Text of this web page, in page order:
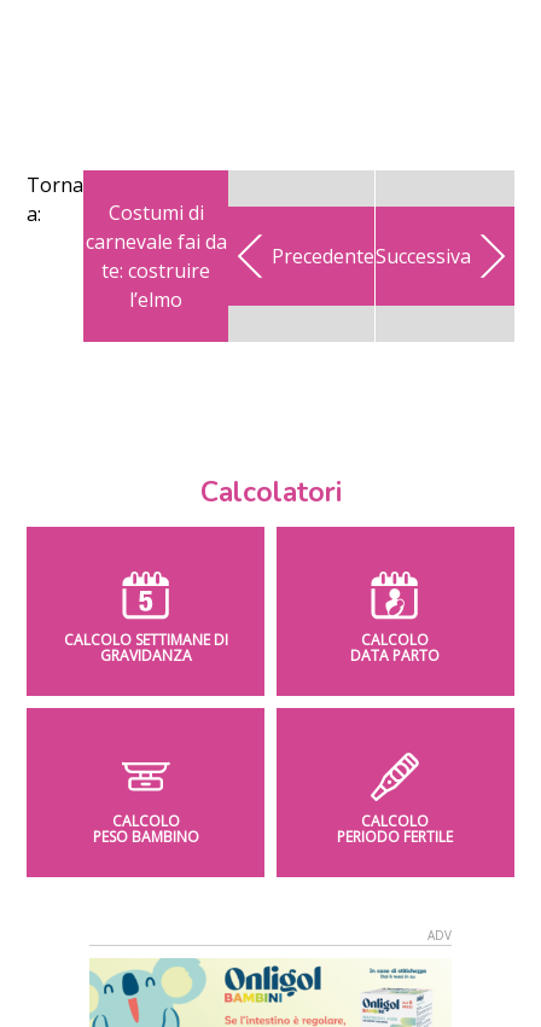
Torna
a:
Costumi di
carnevale fai da
te: costruire
l’elmo
PrecedenteSuccessiva
Calcolatori
CALCOLO SETTIMANE DI
GRAVIDANZA
CALCOLO
DATA PARTO
CALCOLO
PESO BAMBINO
CALCOLO
PERIODO FERTILE